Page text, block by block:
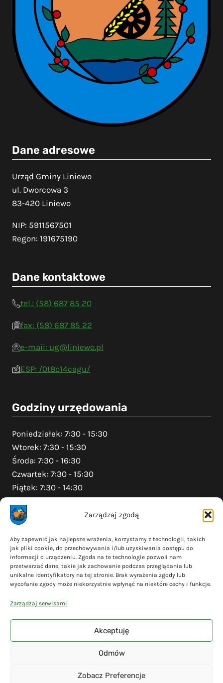
Zarządzaj zgodą
Aby zapewnić jak najlepsze wrażenia, korzystamy z technologii, takich
jak pliki cookie, do przechowywania i/lub uzyskiwania dostępu do
informacji o urządzeniu. Zgoda na te technologie pozwoli nam
przetwarzać dane, takie jak zachowanie podczas przeglądania lub
unikalne identyfikatory na tej stronie. Brak wyrażenia zgody lub
wycofanie zgody może niekorzystnie wpłynąć na niektóre cechy i funkcje.
Zarządzaj serwisami
Akceptuję
Odmów
Zobacz Preferencje
Dane adresowe
Urząd Gminy Liniewo
ul. Dworcowa 3
83-420 Liniewo
NIP: 5911567501
Regon: 191675190
Dane kontaktowe
tel.: (58) 687 85 20
fax: (58) 687 85 22
e-mail: ug@liniewo.pl
ESP: /0t8o14cagu/
Godziny urzędowania
Poniedziałek: 7:30 - 15:30
Wtorek: 7:30 - 15:30
Środa: 7:30 - 16:30
Czwartek: 7:30 - 15:30
Piątek: 7:30 - 14:30
Na skróty
Polityka prywatności
Polityka plików cookies (EU)
Deklaracja dostępności
Mapa serwisu